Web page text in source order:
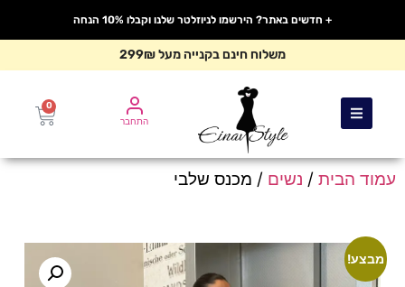
+ חדשים באתר? הירשמו לניוזלטר שלנו וקבלו 10% הנחה
משלוח חינם בקנייה מעל 299₪
0
התחבר
עמוד הבית / נשים / מכנס שלבי
מבצע!